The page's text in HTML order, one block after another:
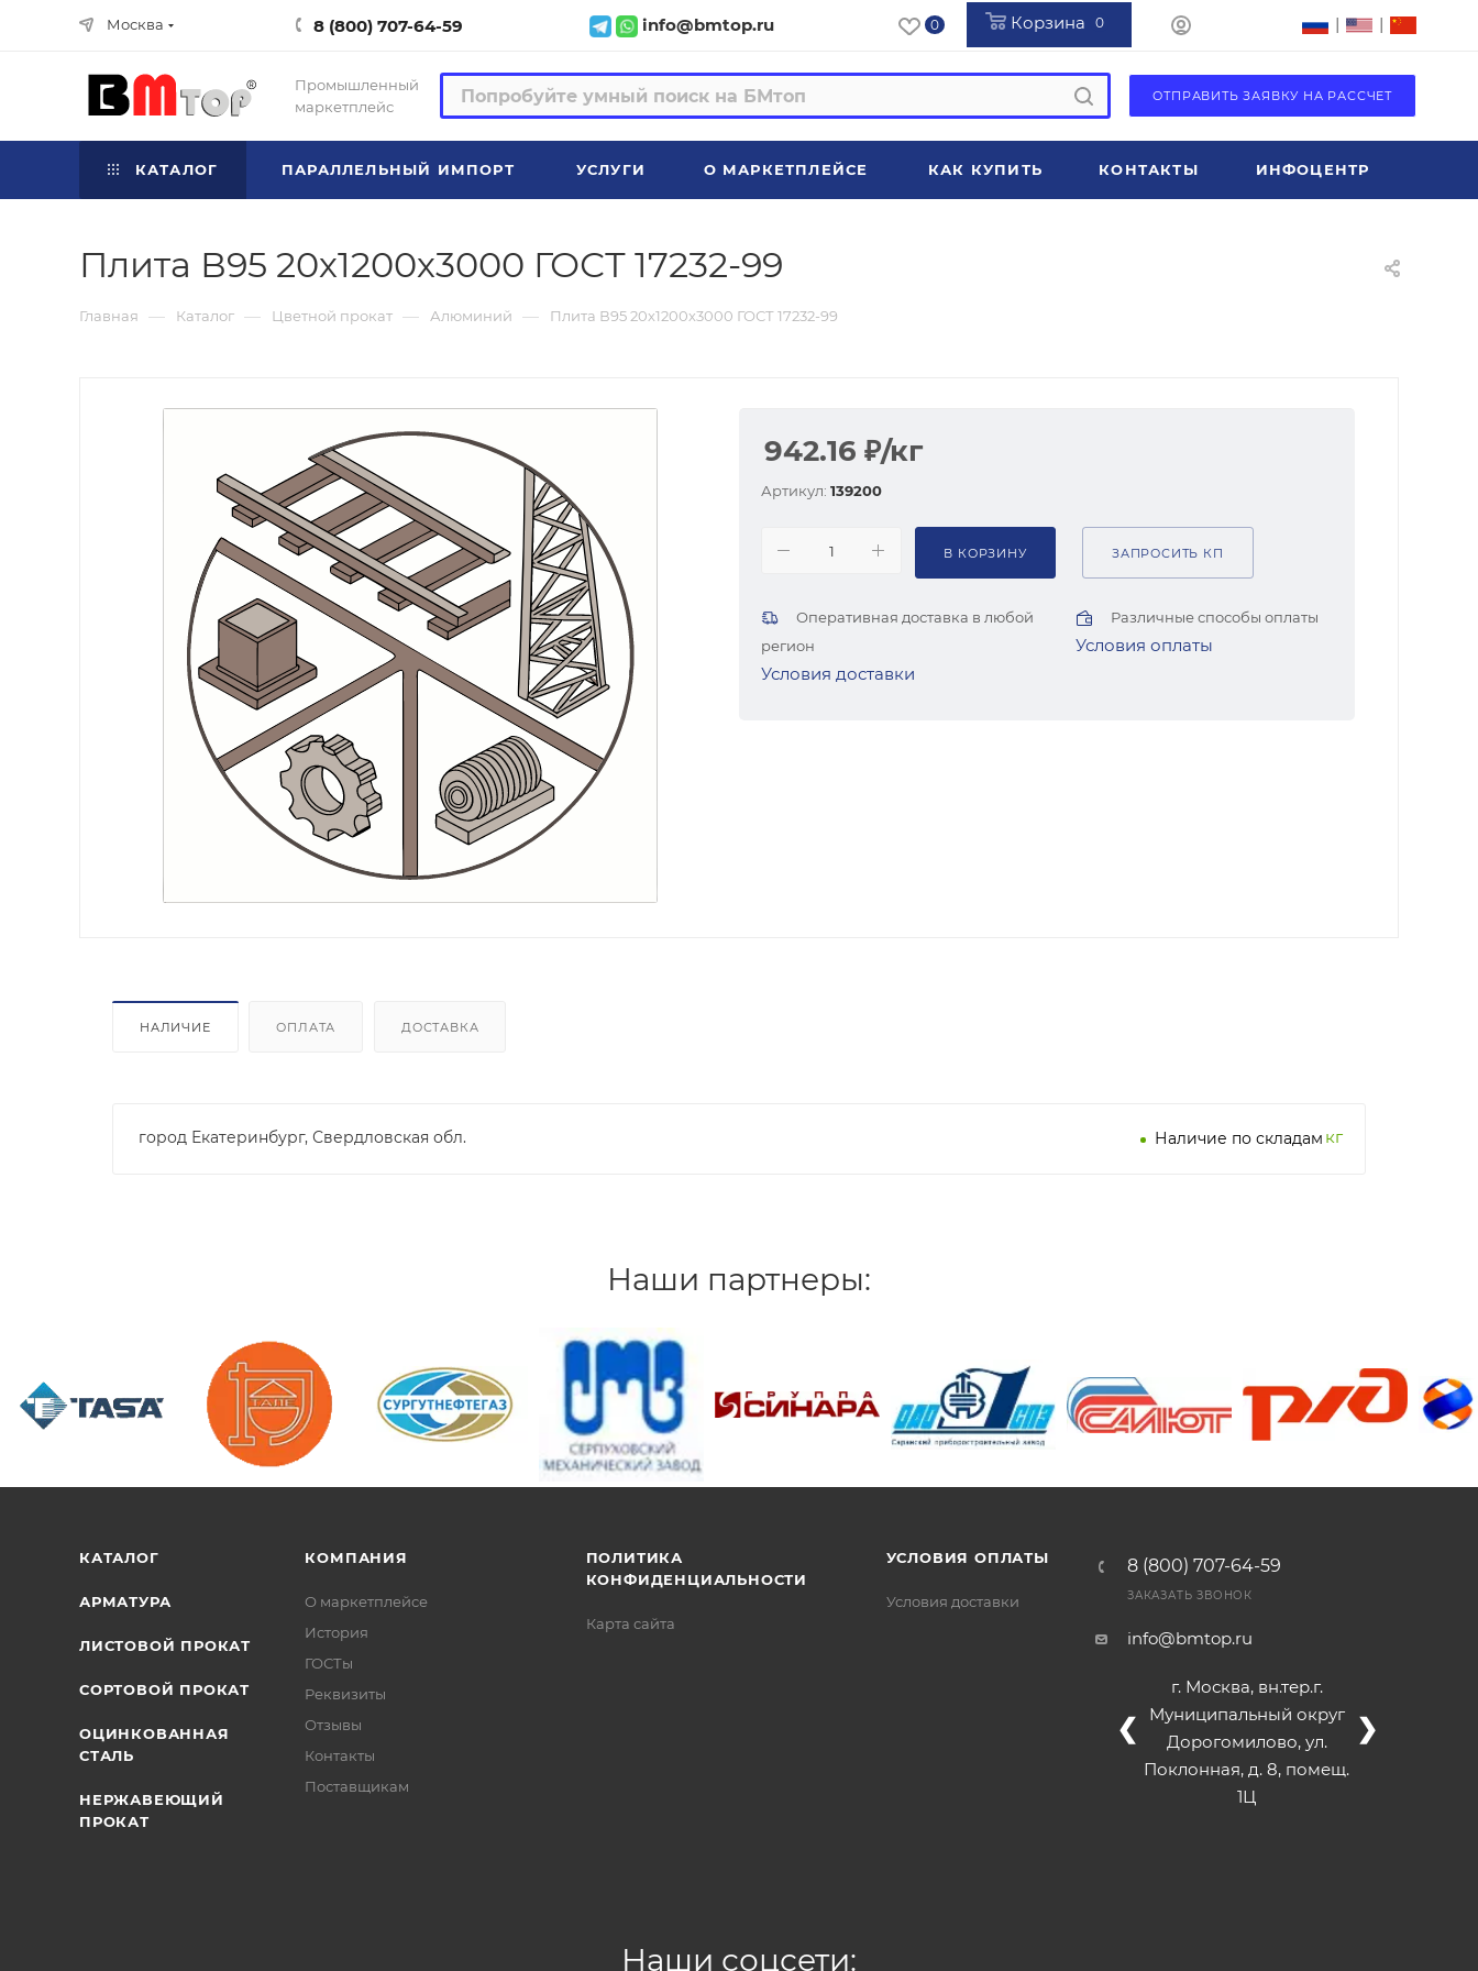
Москва 8 (800) 707-64-59 info@bmtop.ru 0 Корзина 0 | |
Промышленный
маркетплейс
ОТПРАВИТЬ ЗАЯВКУ НА РАССЧЕТ
КАТАЛОГ ПАРАЛЛЕЛЬНЫЙ ИМПОРТ УСЛУГИ О МАРКЕТПЛЕЙСЕ КАК КУПИТЬ КОНТАКТЫ ИНФОЦЕНТР
Плита В95 20х1200х3000 ГОСТ 17232-99
Главная — Каталог — Цветной прокат — Алюминий — Плита В95 20х1200х3000 ГОСТ 17232-99
942.16 ₽/кг
Артикул: 139200
В КОРЗИНУ ЗАПРОСИТЬ КП
Оперативная доставка в любой
регион
Условия доставки
Различные способы оплаты
Условия оплаты
НАЛИЧИЕ ОПЛАТА ДОСТАВКА
город Екатеринбург, Свердловская обл. Наличие по складам кг
Наши партнеры:
КАТАЛОГ
АРМАТУРА
ЛИСТОВОЙ ПРОКАТ
СОРТОВОЙ ПРОКАТ
ОЦИНКОВАННАЯ
СТАЛЬ
НЕРЖАВЕЮЩИЙ
ПРОКАТ
КОМПАНИЯ
О маркетплейсе
История
ГОСТы
Реквизиты
Отзывы
Контакты
Поставщикам
ПОЛИТИКА
КОНФИДЕНЦИАЛЬНОСТИ
Карта сайта
УСЛОВИЯ ОПЛАТЫ
Условия доставки
8 (800) 707-64-59
ЗАКАЗАТЬ ЗВОНОК
info@bmtop.ru
г. Москва, вн.тер.г.
Муниципальный округ
Дорогомилово, ул.
Поклонная, д. 8, помещ.
1Ц
❮ ❯
Наши соцсети: